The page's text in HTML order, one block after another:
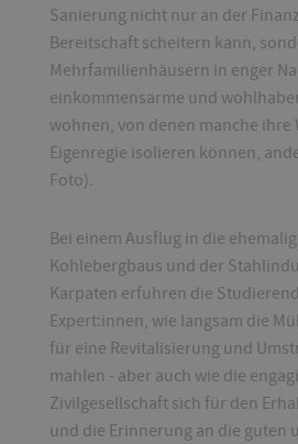
Sanierung nicht nur an der
Bereitschaft scheitern kann,
Mehrfamilienhäusern in enger
einkommensarme und
wohnen, von denen manche ihre
Eigenregie isolieren können,
Foto).
Bei einem Ausflug in die
Kohlebergbaus und der
Karpaten erfuhren die
Expert:innen, wie langsam die
für eine Revitalisierung und
mahlen - aber auch wie die
Zivilgesellschaft sich für den
und die Erinnerung an die guten